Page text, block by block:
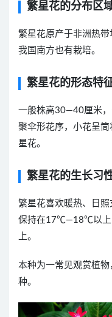
繁星花的分布区
繁星花原产于非洲热带
我国南方也有栽培。
繁星花的形态特
一般株高30—40厘米
聚伞形花序，小花呈
星花。
繁星花的生长习
繁星花喜欢暖热、日
保持在17℃—18℃以
上。
本种为一常见观赏植
种。